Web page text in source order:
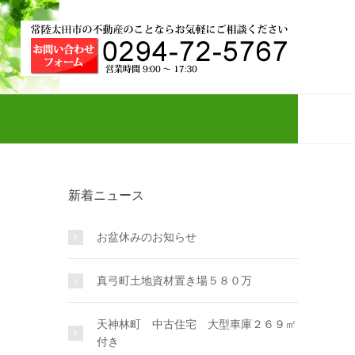
新着ニュース
お盆休みのお知らせ
真弓町土地資材置き場５８０万
天神林町 中古住宅 大型車庫２６９㎡
付き